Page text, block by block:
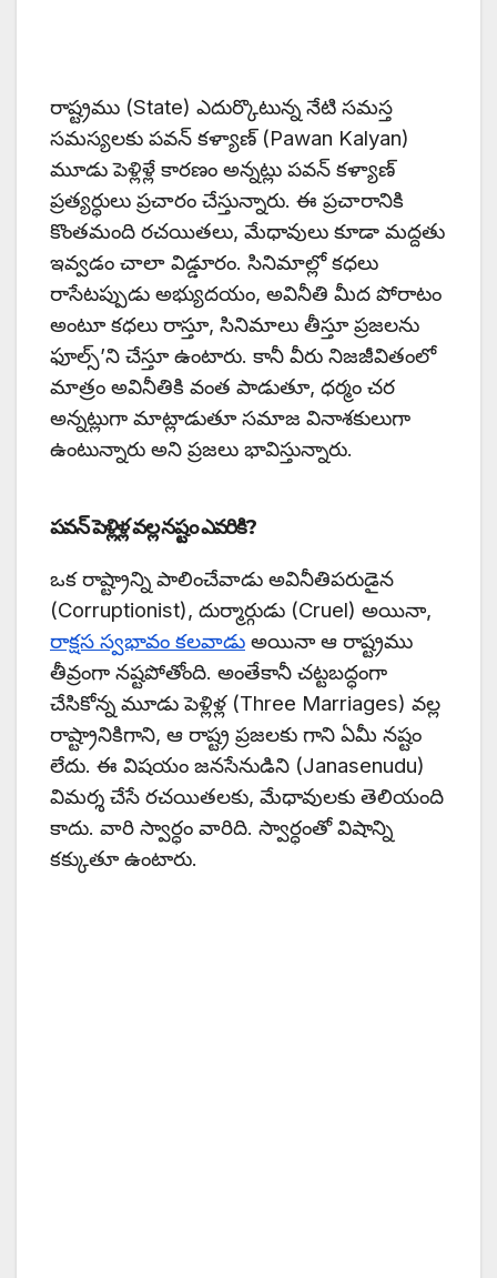
రాష్ట్రము (State) ఎదుర్కొటున్న నేటి సమస్త
సమస్యలకు పవన్ కళ్యాణ్ (Pawan Kalyan)
మూడు పెళ్లిళ్లే కారణం అన్నట్లు పవన్ కళ్యాణ్
ప్రత్యర్ధులు ప్రచారం చేస్తున్నారు. ఈ ప్రచారానికి
కొంతమంది రచయితలు, మేధావులు కూడా మద్దతు
ఇవ్వడం చాలా విడ్డూరం. సినిమాల్లో కధలు
రాసేటప్పుడు అభ్యుదయం, అవినీతి మీద పోరాటం
అంటూ కధలు రాస్తూ, సినిమాలు తీస్తూ ప్రజలను
ఫూల్స్’ని చేస్తూ ఉంటారు. కానీ వీరు నిజజీవితంలో
మాత్రం అవినీతికి వంత పాడుతూ, ధర్మం చర
అన్నట్లుగా మాట్లాడుతూ సమాజ వినాశకులుగా
ఉంటున్నారు అని ప్రజలు భావిస్తున్నారు.
పవన్ పెళ్లిళ్ల వల్ల నష్టం ఎవరికి?
ఒక రాష్ట్రాన్ని పాలించేవాడు అవినీతిపరుడైన
(Corruptionist), దుర్మార్గుడు (Cruel) అయినా,
రాక్షస స్వభావం కలవాడు అయినా ఆ రాష్ట్రము
తీవ్రంగా నష్టపోతోంది. అంతేకానీ చట్టబద్ధంగా
చేసికోన్న మూడు పెళ్లిళ్ల (Three Marriages) వల్ల
రాష్ట్రానికిగాని, ఆ రాష్ట్ర ప్రజలకు గాని ఏమీ నష్టం
లేదు. ఈ విషయం జనసేనుడిని (Janasenudu)
విమర్శ చేసే రచయితలకు, మేధావులకు తెలియంది
కాదు. వారి స్వార్ధం వారిది. స్వార్ధంతో విషాన్ని
కక్కుతూ ఉంటారు.